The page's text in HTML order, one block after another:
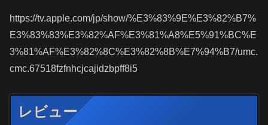
https://tv.apple.com/jp/show/%E3%83%9E%E3%82%B7%
E3%83%83%E3%82%AF%E3%81%A8%E5%91%BC%E
3%81%AF%E3%82%8C%E3%82%8B%E7%94%B7/umc.
cmc.67518fzfnhcjcajidzbpff8i5
レビュー